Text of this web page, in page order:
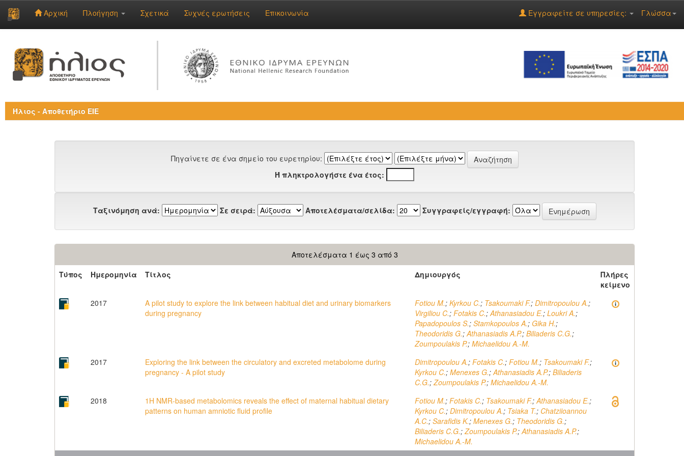
navigation
Αρχική Πλοήγηση Σχετικά Συχνές ερωτήσεις Επικοινωνία Γλώσσα
Εγγραφείτε σε υπηρεσίες:
Ήλιος - Αποθετήριο ΕΙΕ
Πηγαίνετε σε ένα σημείο του ευρετηρίου:
Ή πληκτρολογήστε ένα έτος:
Ταξινόμηση ανά: Σε σειρά: Αποτελέσματα/σελίδα: Συγγραφείς/εγγραφή:
Αποτελέσματα 1 έως 3 από 3
Τύπος
Ημερομηνία Τίτλος Δημιουργός
Πλήρες
κείμενο
2017
A pilot study to explore the link between habitual diet and urinary biomarkers
during pregnancy
Fotiou M.; Kyrkou C.; Tsakoumaki F.; Dimitropoulou A.;
Virgiliou C.; Fotakis C.;Athanasiadou E.; Loukri A.;
Papadopoulos S.; Stamkopoulos A.; Gika H.;
Theodoridis G.;Athanasiadis A.P.; Biliaderis C.G.;
Zoumpoulakis P.; Michaelidou A.-M.
2017
Exploring the link between the circulatory and excreted metabolome during
pregnancy - A pilot study
Dimitropoulou A.; Fotakis C.; Fotiou M.; Tsakoumaki F.;
Kyrkou C.; Menexes G.;Athanasiadis A.P.; Biliaderis
C.G.;Zoumpoulakis P.; Michaelidou A.-M.
2018
1H NMR-based metabolomics reveals the effect of maternal habitual dietary
patterns on human amniotic fluid profile
Fotiou M.; Fotakis C.; Tsakoumaki F.;Athanasiadou E.;
Kyrkou C.; Dimitropoulou A.; Tsiaka T.; Chatziioannou
A.C.; Sarafidis K.; Menexes G.; Theodoridis G.;
Biliaderis C.G.;Zoumpoulakis P.;Athanasiadis A.P.;
Michaelidou A.-M.